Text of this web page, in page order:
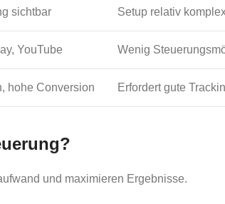
sichtbar Setup relativ
YouTube Wenig
hohe Conversion Erfordert gute
und maximieren Ergebnisse.